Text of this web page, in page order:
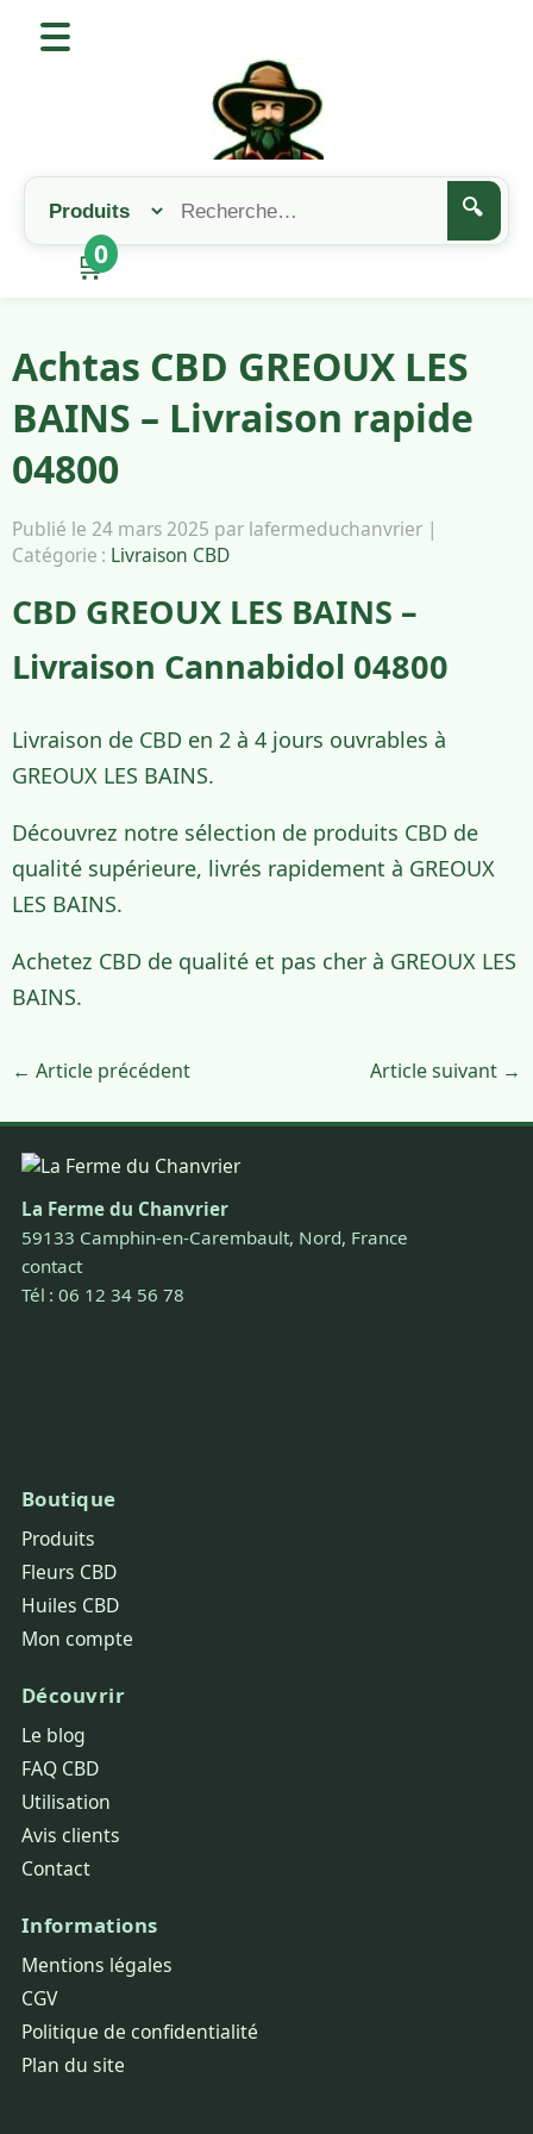
🔍
🛒
0
Achtas CBD GREOUX LES
BAINS – Livraison rapide
04800
Publié le 24 mars 2025 par lafermeduchanvrier |
Catégorie : Livraison CBD
CBD GREOUX LES BAINS –
Livraison Cannabidol 04800
Livraison de CBD en 2 à 4 jours ouvrables à
GREOUX LES BAINS.
Découvrez notre sélection de produits CBD de
qualité supérieure, livrés rapidement à GREOUX
LES BAINS.
Achetez CBD de qualité et pas cher à GREOUX LES
BAINS.
← Article précédent Article suivant →
La Ferme du Chanvrier
59133 Camphin-en-Carembault, Nord, France
contact
Tél : 06 12 34 56 78
Boutique
Produits
Fleurs CBD
Huiles CBD
Mon compte
Découvrir
Le blog
FAQ CBD
Utilisation
Avis clients
Contact
Informations
Mentions légales
CGV
Politique de confidentialité
Plan du site